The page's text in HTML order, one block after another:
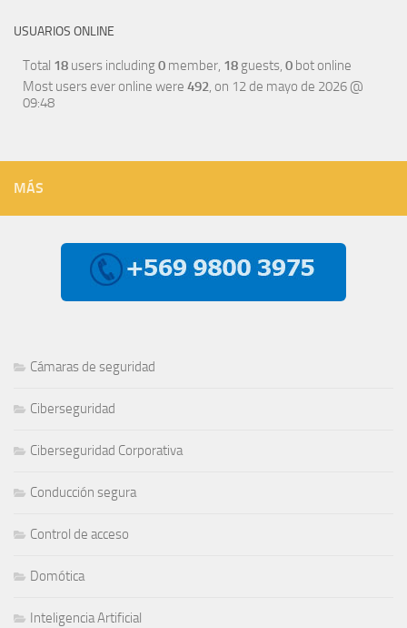
USUARIOS ONLINE
Total 18 users including0 member, 18 guests, 0 bot online
Most users ever online were 492, on 12 de mayo de 2026 @
09:48
MÁS
Cámaras de seguridad
Ciberseguridad
Ciberseguridad Corporativa
Conducción segura
Control de acceso
Domótica
Inteligencia Artificial